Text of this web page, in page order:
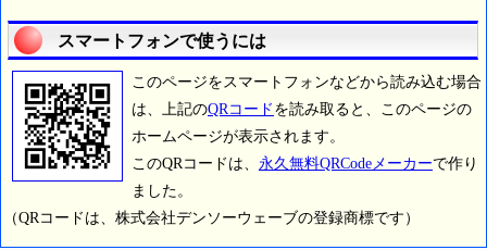
スマートフォンで使うには
このページをスマートフォンなどから読み込む場合
は、上記のQRコード を読み取ると、このページの
ホームページが表示されます。
このQRコードは、 永久無料QRCodeメーカーで作り
ました。
（QRコードは、株式会社デンソーウェーブの登録商標です）